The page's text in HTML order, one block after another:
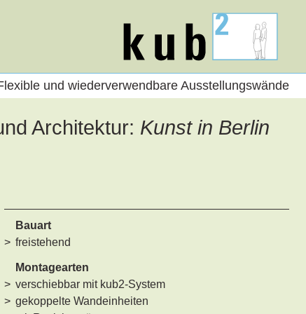
und wiederverwendbare Ausstellungswände
Architektur: Kunst in Berlin
Bauart
freistehend
Montagearten
verschiebbar mit kub2-System
gekoppelte Wandeinheiten